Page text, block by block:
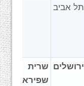
תל אביב
ירושלים שרית
שפירא